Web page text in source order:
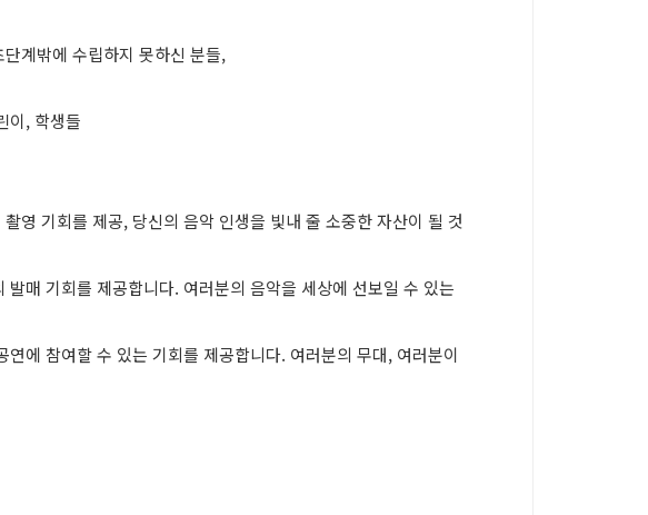
계밖에 수립하지 못하신 분들,
이, 학생들
영 기회를 제공, 당신의 음악 인생을 빛내 줄 소중한 자산이 될 것
매 기회를 제공합니다. 여러분의 음악을 세상에 선보일 수 있는
에 참여할 수 있는 기회를 제공합니다. 여러분의 무대, 여러분이